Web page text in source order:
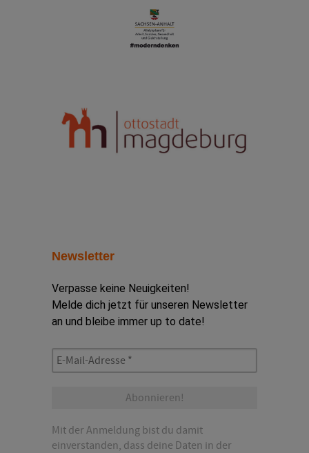
Newsletter
Verpasse keine Neuigkeiten!
Melde dich jetzt für unseren Newsletter
an und bleibe immer up to date!
E-
Mail-
Mit der Anmeldung bist du damit
einverstanden, dass deine Daten in der